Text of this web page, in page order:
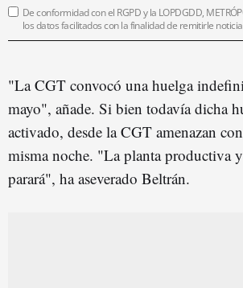
De conformidad con el RGPD y la LOPDGDD,
los datos facilitados con la finalidad de remitirle
"La CGT convocó una huelga
mayo", añade. Si bien todavía dicha
activado, desde la CGT amenazan
misma noche. "La planta productiva
parará", ha aseverado Beltrán.